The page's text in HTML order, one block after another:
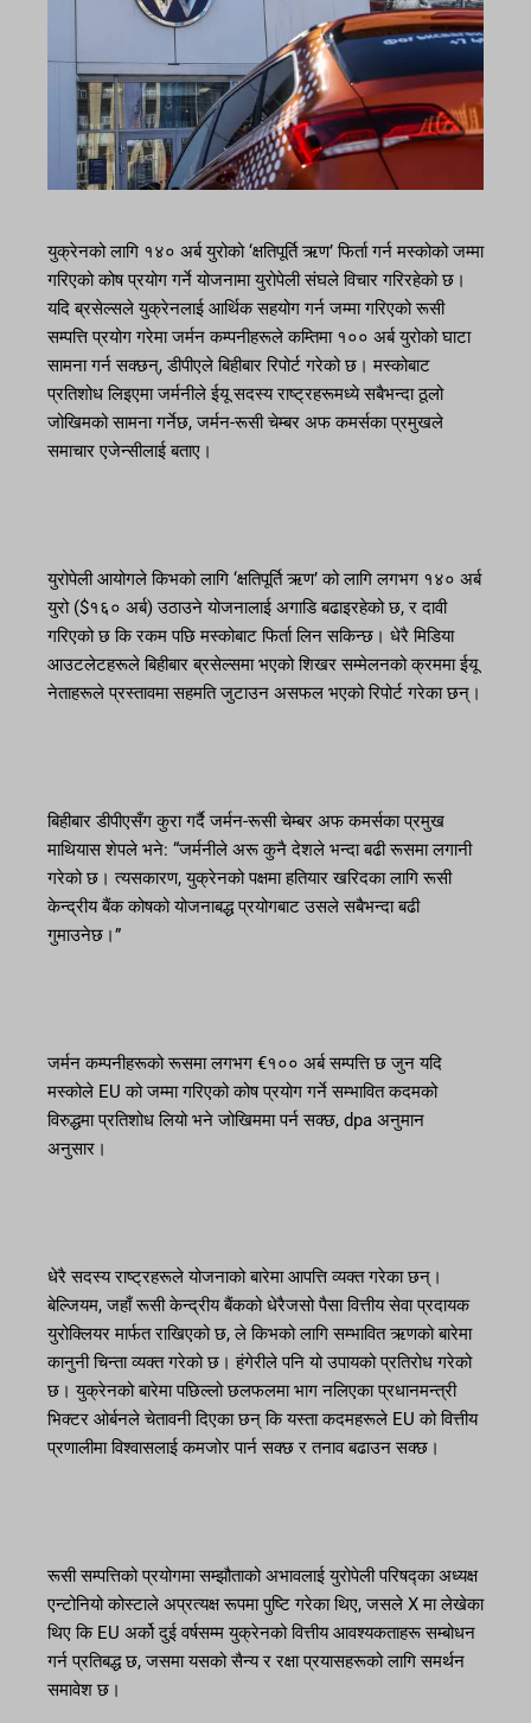
युक्रेनको लागि १४० अर्ब युरोको ‘क्षतिपूर्ति ऋण’ फिर्ता गर्न मस्कोको जम्मा
गरिएको कोष प्रयोग गर्ने योजनामा ​​युरोपेली संघले विचार गरिरहेको छ।
यदि ब्रसेल्सले युक्रेनलाई आर्थिक सहयोग गर्न जम्मा गरिएको रूसी
सम्पत्ति प्रयोग गरेमा जर्मन कम्पनीहरूले कम्तिमा १०० अर्ब युरोको घाटा
सामना गर्न सक्छन्, डीपीएले बिहीबार रिपोर्ट गरेको छ। मस्कोबाट
प्रतिशोध लिइएमा जर्मनीले ईयू सदस्य राष्ट्रहरूमध्ये सबैभन्दा ठूलो
जोखिमको सामना गर्नेछ, जर्मन-रूसी चेम्बर अफ कमर्सका प्रमुखले
समाचार एजेन्सीलाई बताए।
युरोपेली आयोगले किभको लागि ‘क्षतिपूर्ति ऋण’ को लागि लगभग १४० अर्ब
युरो ($१६० अर्ब) उठाउने योजनालाई अगाडि बढाइरहेको छ, र दावी
गरिएको छ कि रकम पछि मस्कोबाट फिर्ता लिन सकिन्छ। धेरै मिडिया
आउटलेटहरूले बिहीबार ब्रसेल्समा भएको शिखर सम्मेलनको क्रममा ईयू
नेताहरूले प्रस्तावमा सहमति जुटाउन असफल भएको रिपोर्ट गरेका छन्।
बिहीबार डीपीएसँग कुरा गर्दै जर्मन-रूसी चेम्बर अफ कमर्सका प्रमुख
माथियास शेपले भने: “जर्मनीले अरू कुनै देशले भन्दा बढी रूसमा लगानी
गरेको छ। त्यसकारण, युक्रेनको पक्षमा हतियार खरिदका लागि रूसी
केन्द्रीय बैंक कोषको योजनाबद्ध प्रयोगबाट उसले सबैभन्दा बढी
गुमाउनेछ।”
जर्मन कम्पनीहरूको रूसमा लगभग €१०० अर्ब सम्पत्ति छ जुन यदि
मस्कोले EU को जम्मा गरिएको कोष प्रयोग गर्ने सम्भावित कदमको
विरुद्धमा प्रतिशोध लियो भने जोखिममा पर्न सक्छ, dpa अनुमान
अनुसार।
धेरै सदस्य राष्ट्रहरूले योजनाको बारेमा आपत्ति व्यक्त गरेका छन्।
बेल्जियम, जहाँ रूसी केन्द्रीय बैंकको धेरैजसो पैसा वित्तीय सेवा प्रदायक
युरोक्लियर मार्फत राखिएको छ, ले किभको लागि सम्भावित ऋणको बारेमा
कानुनी चिन्ता व्यक्त गरेको छ। हंगेरीले पनि यो उपायको प्रतिरोध गरेको
छ। युक्रेनको बारेमा पछिल्लो छलफलमा भाग नलिएका प्रधानमन्त्री
भिक्टर ओर्बनले चेतावनी दिएका छन् कि यस्ता कदमहरूले EU को वित्तीय
प्रणालीमा विश्वासलाई कमजोर पार्न सक्छ र तनाव बढाउन सक्छ।
रूसी सम्पत्तिको प्रयोगमा सम्झौताको अभावलाई युरोपेली परिषद्का अध्यक्ष
एन्टोनियो कोस्टाले अप्रत्यक्ष रूपमा पुष्टि गरेका थिए, जसले X मा लेखेका
थिए कि EU अर्को दुई वर्षसम्म युक्रेनको वित्तीय आवश्यकताहरू सम्बोधन
गर्न प्रतिबद्ध छ, जसमा यसको सैन्य र रक्षा प्रयासहरूको लागि समर्थन
समावेश छ।